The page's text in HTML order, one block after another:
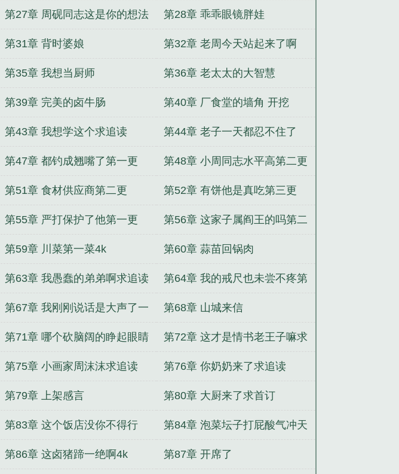
难吃
第27章 周砚同志这是你的想法
吗
第28章 乖乖眼镜胖娃
第31章 背时婆娘 第32章 老周今天站起来了啊
第35章 我想当厨师 第36章 老太太的大智慧
第39章 完美的卤牛肠 第40章 厂食堂的墙角 开挖
第43章 我想学这个求追读 第44章 老子一天都忍不住了
第47章 都钓成翘嘴了第一更 第48章 小周同志水平高第二更
第51章 食材供应商第二更 第52章 有饼他是真吃第三更
第55章 严打保护了他第一更 第56章 这家子属阎王的吗第二
更
第59章 川菜第一菜4k 第60章 蒜苗回锅肉
第63章 我愚蠢的弟弟啊求追读 第64章 我的戒尺也未尝不疼第
一更
第67章 我刚刚说话是大声了一
点求追读
第68章 山城来信
第71章 哪个砍脑阔的睁起眼睛
说瞎话
第72章 这才是情书老王子嘛求
追读
第75章 小画家周沫沫求追读 第76章 你奶奶来了求追读
第79章 上架感言 第80章 大厨来了求首订
第83章 这个饭店没你不得行 第84章 泡菜坛子打屁酸气冲天
第五更
第86章 这卤猪蹄一绝啊4k 第87章 开席了